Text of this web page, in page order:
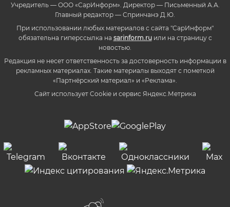
Учредитель — ООО «СарИнформ». Директор — Письменный А.А.
Главный редактор — Спринчанэ Д.Ю.
При использовании любых материалов с сайта "СарИнформ"
обязательна гиперссылка на sarinform.ruили на страницу с
новостью.
Редакция не несет ответственность за достоверность информации в
рекламных материалах. Такие материалы выходят с пометкой
«Партнёрский материал» и «Реклама».
Сайт использует Cookie и сервиc Яндекс.Метрика